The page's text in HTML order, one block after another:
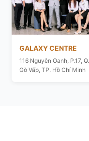
GALAXY CENTRE
116 Nguyễn Oanh, P.17, Q.
Gò Vấp, TP. Hồ Chí Minh